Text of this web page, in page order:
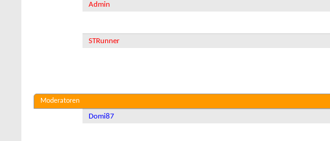
Admin
STRunner
Moderatoren
Domi87